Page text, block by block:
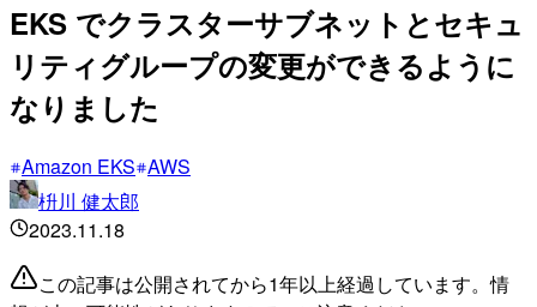
EKS でクラスターサブネットとセキュ
リティグループの変更ができるように
なりました
Amazon EKS AWS
枡川 健太郎
2023.11.18
この記事は公開されてから1年以上経過しています。情